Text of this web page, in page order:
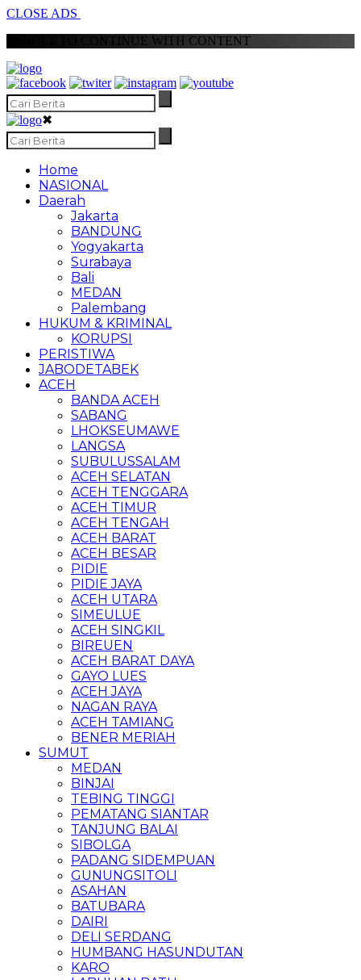
CLOSE ADS
SCROLL TO CONTINUE WITH CONTENT
✖
Home
NASIONAL
Daerah
Jakarta
BANDUNG
Yogyakarta
Surabaya
Bali
MEDAN
Palembang
HUKUM & KRIMINAL
KORUPSI
PERISTIWA
JABODETABEK
ACEH
BANDA ACEH
SABANG
LHOKSEUMAWE
LANGSA
SUBULUSSALAM
ACEH SELATAN
ACEH TENGGARA
ACEH TIMUR
ACEH TENGAH
ACEH BARAT
ACEH BESAR
PIDIE
PIDIE JAYA
ACEH UTARA
SIMEULUE
ACEH SINGKIL
BIREUEN
ACEH BARAT DAYA
GAYO LUES
ACEH JAYA
NAGAN RAYA
ACEH TAMIANG
BENER MERIAH
SUMUT
MEDAN
BINJAI
TEBING TINGGI
PEMATANG SIANTAR
TANJUNG BALAI
SIBOLGA
PADANG SIDEMPUAN
GUNUNGSITOLI
ASAHAN
BATUBARA
DAIRI
DELI SERDANG
HUMBANG HASUNDUTAN
KARO